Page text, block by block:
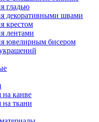
гладью
декоративными швами
крестом
лентами
ювелирным бисером
канве
ткани